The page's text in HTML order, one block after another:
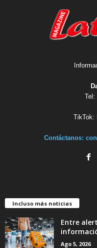
Tel:
TikTok:
Contáctanos:
Incluso más noticias
Entre
Ago 5, 2026